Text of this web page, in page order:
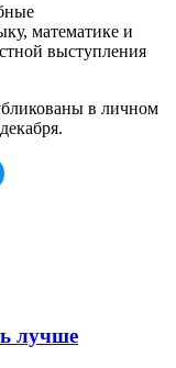
математике и
выступления
в личном
лучше